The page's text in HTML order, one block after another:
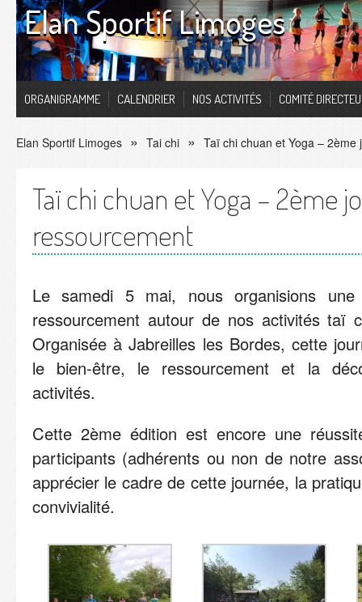
Elan Sportif Limoges
ORGANIGRAMME CALENDRIER NOS ACTIVITÉS COMITÉ
Elan Sportif Limoges Tai chi Taï chi chuan et Yoga –
Taï chi chuan et Yoga – 2ème
ressourcement
Le samedi 5 mai, nous organisions
ressourcement autour de nos activités taï
Organisée à Jabreilles les Bordes, cette
le bien-être, le ressourcement et la
activités.
Cette 2ème édition est encore une
participants (adhérents ou non de notre
apprécier le cadre de cette journée, la
convivialité.